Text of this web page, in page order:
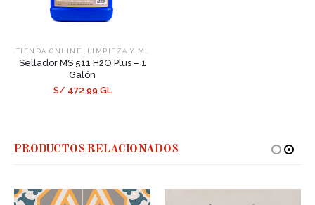
.TIENDA ONLINE. LIMPIEZA Y MANTENIMIENTO
Sellador MS 511 H2O Plus – 1
Galón
S/ 472.99 GL
PRODUCTOS RELACIONADOS